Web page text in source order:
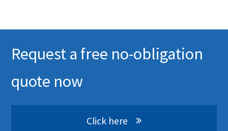
Request a free no-obligation
quote now
Click here